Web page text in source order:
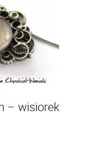
– wisiorek